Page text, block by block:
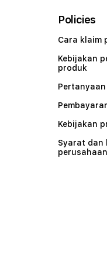
Policies
Cara klaim
Kebijakan
produk
Pertanyaan
Kebijakan
Syarat dan
perusahaan